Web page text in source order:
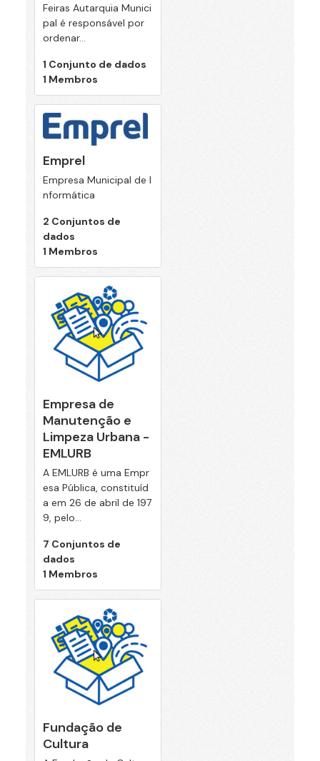
Feiras Autarquia Munici
pal é responsável por
ordenar...
1 Conjunto de dados
1 Membros
Emprel
Empresa Municipal de I
nformática
2 Conjuntos de
dados
1 Membros
Empresa de
Manutenção e
Limpeza Urbana -
EMLURB
A EMLURB é uma Empr
esa Pública, constituíd
a em 26 de abril de 197
9, pelo...
7 Conjuntos de
dados
1 Membros
Fundação de
Cultura